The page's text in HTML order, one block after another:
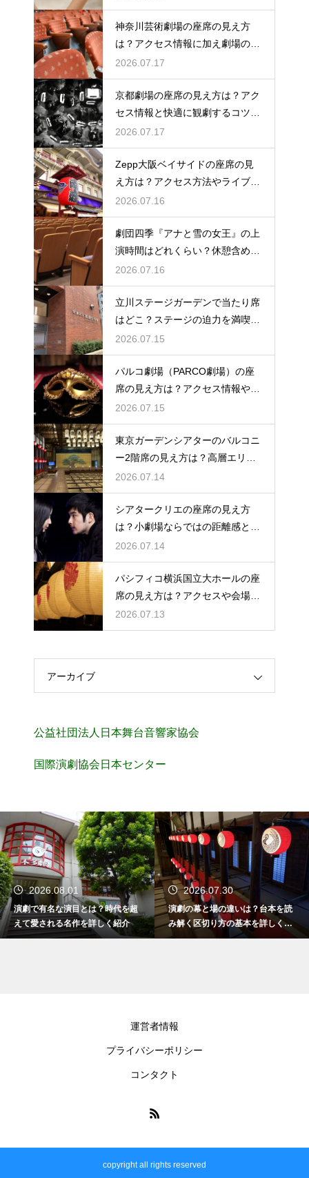
神奈川芸術劇場の座席の見え方
は？アクセス情報に加え劇場の魅
力を徹底解説
2026.07.17
京都劇場の座席の見え方は？アク
セス情報と快適に観劇するコツを
事前にチェック
2026.07.17
Zepp大阪ベイサイドの座席の見
え方は？アクセス方法やライブを
楽しむポイントを紹介
2026.07.16
劇団四季『アナと雪の女王』の上
演時間はどれくらい？休憩含めた
公演の長さを解説
2026.07.16
立川ステージガーデンで当たり席
はどこ？ステージの迫力を満喫で
きるベストポジションを紹介
2026.07.15
パルコ劇場（PARCO劇場）の座
席の見え方は？アクセス情報や劇
場の特徴も徹底紹介
2026.07.15
東京ガーデンシアターのバルコニ
ー2階席の見え方は？高層エリア
からの視界と音響をチェック
2026.07.14
シアタークリエの座席の見え方
は？小劇場ならではの距離感と見
やすさを解説
2026.07.14
パシフィコ横浜国立大ホールの座
席の見え方は？アクセスや会場の
規模感も徹底チェック
2026.07.13
アーカイブ
公益社団法人日本舞台音響家協会
国際演劇協会日本センター
2026.08.01
演劇で有名な演目とは？時代を超
えて愛される名作を詳しく紹介
2026.07.30
演劇の幕と場の違いは？台本を読
み解く区切り方の基本を詳しく解
説
運営者情報
プライバシーポリシー
コンタクト
copyright all rights reserved